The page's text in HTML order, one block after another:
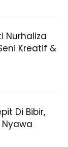
yang
mengenai
dengan
Nurhaliza
Kreatif &
Di Bibir,
Nyawa